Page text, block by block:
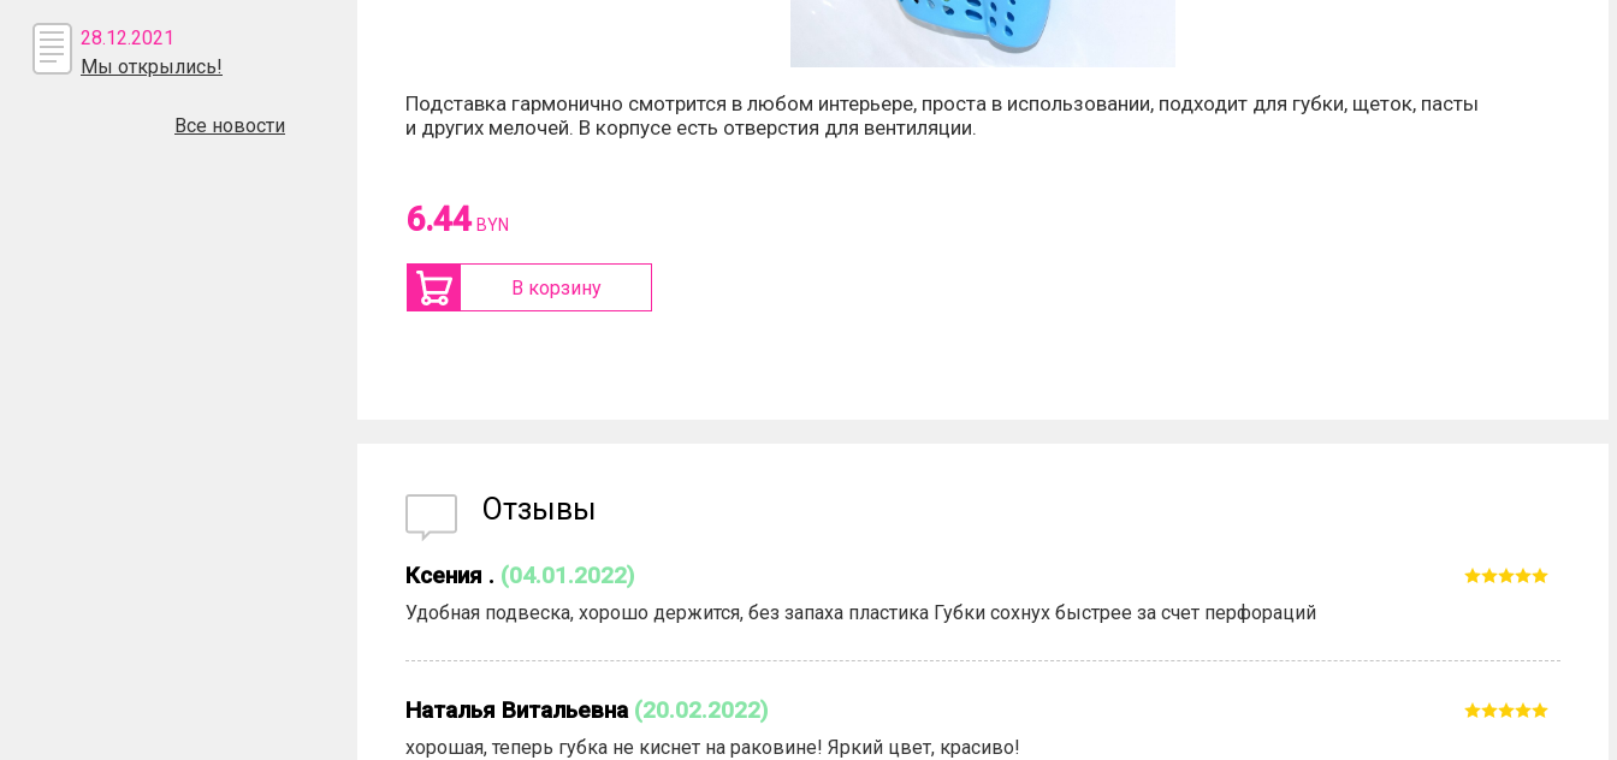
28.12.2021
Мы открылись!
Все новости
Подставка гармонично смотрится в любом интерьере, проста в использовании, подходит для губки, щеток, пасты
и других мелочей. В корпусе есть отверстия для вентиляции.
6.44 BYN
В корзину
Отзывы
Ксения . (04.01.2022)
Удобная подвеска, хорошо держится, без запаха пластика Губки сохнух быстрее за счет перфораций
Наталья Витальевна (20.02.2022)
хорошая, теперь губка не киснет на раковине! Яркий цвет, красиво!